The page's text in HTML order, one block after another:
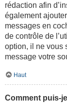
rédaction afin
également
messages en
de contrôle de
option, il ne vous
message votre
Haut
Comment puis-